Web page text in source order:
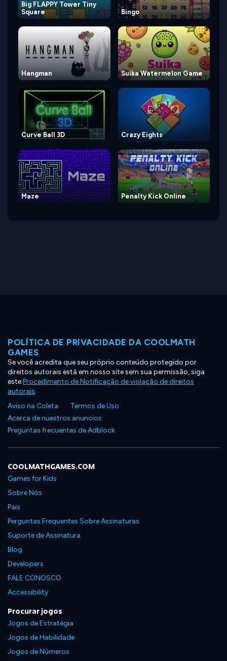
Big FLAPPY Tower Tiny
Square
Bingo
Hangman Suika Watermelon Game
Curve Ball 3D Crazy Eights
Maze Penalty Kick Online
POLÍTICA DE PRIVACIDADE DA COOLMATH
GAMES
Se você acredita que seu próprio conteúdo protegido por
direitos autorais está em nosso site sem sua permissão, siga
esteProcedimento de Notificação de violação de direitos
autorais.
Aviso na Coleta
Termos de Uso
Acerca de nuestros anuncios
Preguntas frecuentes de Adblock
COOLMATHGAMES.COM
Games for Kids
Sobre Nós
Pais
Perguntas Frequentes Sobre Assinaturas
Suporte de Assinatura
Blog
Developers
FALE CONOSCO
Accessibility
Procurar jogos
Jogos de Estratégia
Jogos de Habilidade
Jogos de Números